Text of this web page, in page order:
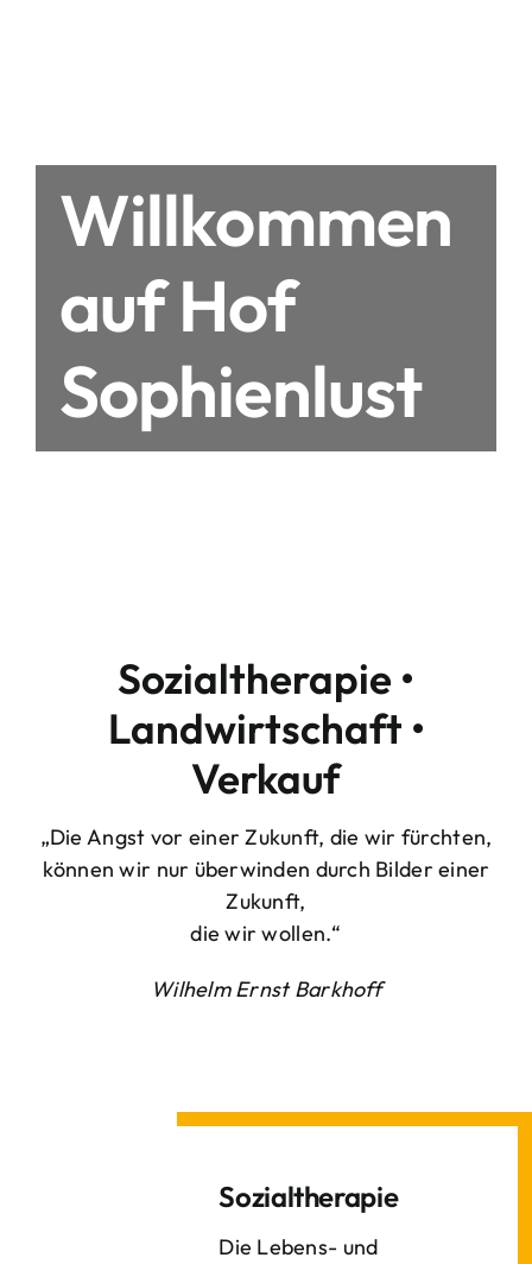
Willkommen
auf Hof
Sophienlust
Sozialtherapie •
Landwirtschaft •
Verkauf
„Die Angst vor einer Zukunft, die wir fürchten,
können wir nur überwinden durch Bilder einer
Zukunft,
die wir wollen.“
Wilhelm Ernst Barkhoff
Sozialtherapie
Die Lebens- und